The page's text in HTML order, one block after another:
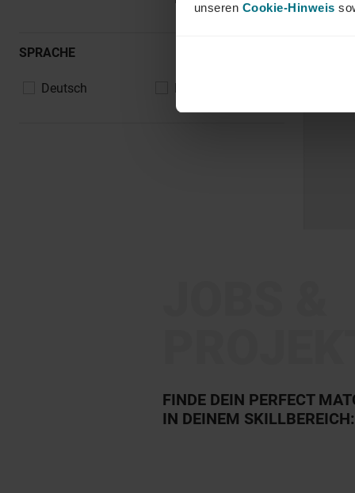
unseren Cookie-Hinweis
SPRACHE
Deutsch Englisch
FINDE DEIN PERFECT
IN DEINEM SKILLBEREICH: